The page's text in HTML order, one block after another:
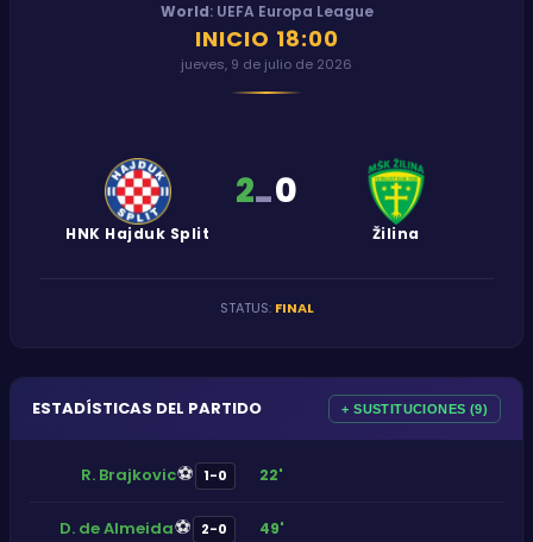
World: UEFA Europa League
INICIO 18:00
jueves, 9 de julio de 2026
HNK Hajduk Split
2-0
Žilina
STATUS: FINAL
ESTADÍSTICAS DEL PARTIDO + SUSTITUCIONES (9)
R. Brajkovic⚽ 1-0 22'
D. de Almeida⚽ 2-0 49'